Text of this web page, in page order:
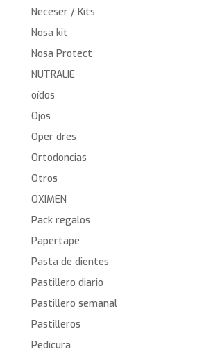
Neceser / Kits
Nosa kit
Nosa Protect
NUTRALIE
oídos
Ojos
Oper dres
Ortodoncias
Otros
OXIMEN
Pack regalos
Papertape
Pasta de dientes
Pastillero diario
Pastillero semanal
Pastilleros
Pedicura